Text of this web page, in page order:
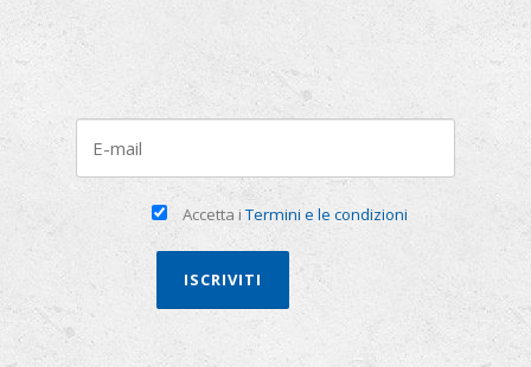
Accetta iTermini e le condizioni